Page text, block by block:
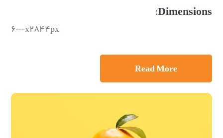
Dimensions:
۶۰۰۰x۲۸۴۴px
Read More